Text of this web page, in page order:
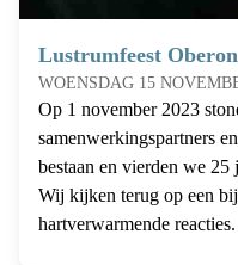
Lustrumfeest Oberon
WOENSDAG 15
Op 1 november 2023
samenwerkingspartners
bestaan en vierden we 25
Wij kijken terug op een
hartverwarmende reacties.